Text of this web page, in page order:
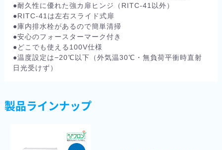
●耐久性に優れた強カ扉ヒンジ（RITC-41以外）
●RITC-41は左右スライド式扉
●庫内排水栓があるので簡単清掃
●安心のフォースターマーク付き
●どこでも使える100V仕様
●温度設定は−20℃以下（外気温30℃・無負荷平衝時直射
日光受けず）
製品ラインナップ